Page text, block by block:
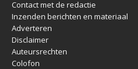
Contact met de redactie
Inzenden berichten en materiaal
Adverteren
Disclaimer
Auteursrechten
Colofon